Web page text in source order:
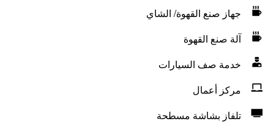
جهاز صنع القهوة/ الشاي
آلة صنع القهوة
خدمة صف السيارات
مركز أعمال
تلفاز بشاشة مسطحة